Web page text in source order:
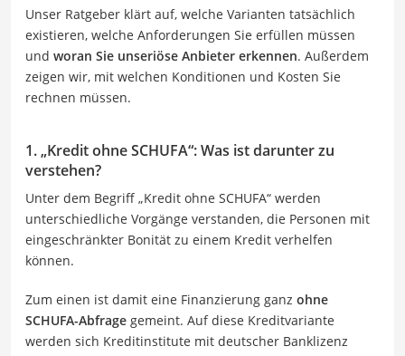
Unser Ratgeber klärt auf, welche Varianten tatsächlich
existieren, welche Anforderungen Sie erfüllen müssen
und woran Sie unseriöse Anbieter erkennen. Außerdem
zeigen wir, mit welchen Konditionen und Kosten Sie
rechnen müssen.
1. „Kredit ohne SCHUFA“: Was ist darunter zu
verstehen?
Unter dem Begriff „Kredit ohne SCHUFA“ werden
unterschiedliche Vorgänge verstanden, die Personen mit
eingeschränkter Bonität zu einem Kredit verhelfen
können.
Zum einen ist damit eine Finanzierung ganz ohne
SCHUFA-Abfrage gemeint. Auf diese Kreditvariante
werden sich Kreditinstitute mit deutscher Banklizenz